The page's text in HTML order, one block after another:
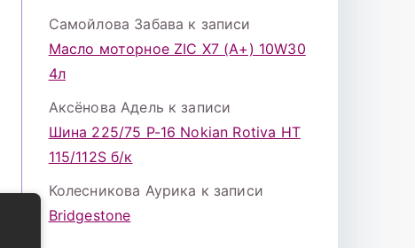
Самойлова Забава к записи
Масло моторное ZIC X7 (A+) 10W30
4л
Аксёнова Адель к записи
Шина 225/75 Р-16 Nokian Rotiva HT
115/112S б/к
Колесникова Аурика к записи
Bridgestone